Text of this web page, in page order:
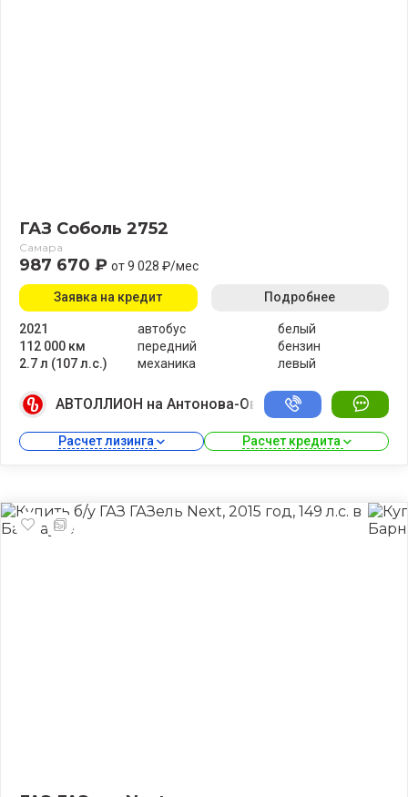
ГАЗ Соболь 2752
Самара
987 670 ₽ от 9 028 ₽/мес
2021
112 000 км
2.7 л (107 л.с.)
автобус
передний
механика
белый
бензин
левый
Заявка на кредит Подробнее
АВТОЛЛИОН на Антонова-Овсеенко
Расчет лизинга Расчет кредита